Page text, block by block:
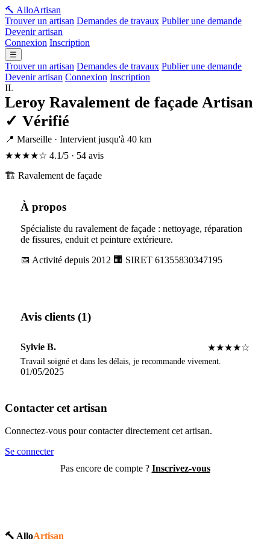
🔨 AlloArtisan
Trouver un artisan Demandes de travaux Publier une demande
Devenir artisan
Connexion Inscription
☰
Trouver un artisan Demandes de travaux Publier une demande
Devenir artisan Connexion Inscription
IL
Leroy Ravalement de façade Artisan
✓ Vérifié
📍 Marseille · Intervient jusqu'à 40 km
★★★★☆ 4.1/5 · 54 avis
🏗️ Ravalement de façade
À propos
Spécialiste du ravalement de façade : nettoyage, réparation
de fissures, enduit et peinture extérieure.
📅 Activité depuis 2012 🏢 SIRET 61355830347195
Avis clients (1)
Sylvie B. ★★★★☆
Travail soigné et dans les délais, je recommande vivement.
01/05/2025
Contacter cet artisan
Connectez-vous pour contacter directement cet artisan.
Se connecter
Pas encore de compte ? Inscrivez-vous
🔨 AlloArtisan